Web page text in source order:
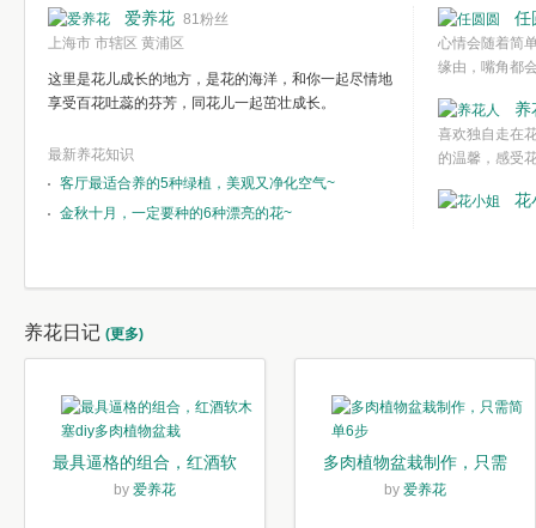
爱养花 81粉丝
上海市 市辖区 黄浦区
这里是花儿成长的地方，是花的海洋，和你一起尽情地
享受百花吐蕊的芬芳，同花儿一起茁壮成长。
最新养花知识
客厅最适合养的5种绿植，美观又净化空气~
金秋十月，一定要种的6种漂亮的花~
任
心情会随着简
缘由，嘴角都
都不需要想得
心境。
养
喜欢独自走在
的温馨，感受
花
养花日记 (更多)
最具逼格的组合，红酒软
木塞diy多肉植物盆栽
by 爱养花
多肉植物盆栽制作，只需
简单6步
by 爱养花